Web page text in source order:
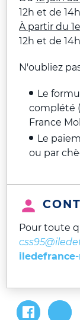
12h et de
À partir du
12h et de
N'oubliez
Le
complété
France
Le
ou par
Pour toute